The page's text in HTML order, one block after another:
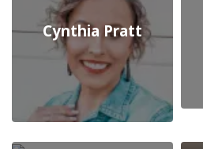
Cynthia Pratt